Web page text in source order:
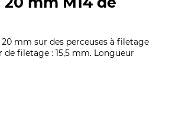
mm sur des perceuses à filetage
filetage : 15,5 mm. Longueur